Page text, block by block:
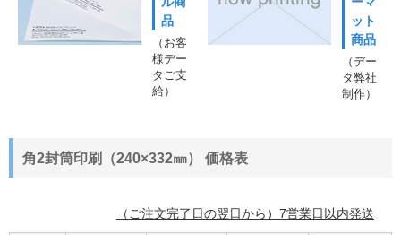
品
（お客
様デー
タご支
給）
ット
商品
（デー
タ弊社
制作）
角2封筒印刷（240×332㎜） 価格表
（ご注文完了日の翌日から）7営業日以内発送